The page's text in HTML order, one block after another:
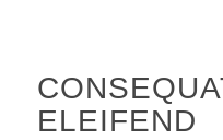
ELEIFEND